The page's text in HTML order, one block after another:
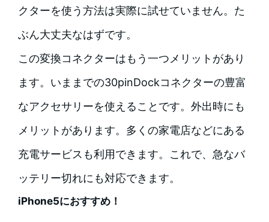
クターを使う方法は実際に試せていません。た
ぶん大丈夫なはずです。
この変換コネクターはもう一つメリットがあり
ます。いままでの30pinDockコネクターの豊富
なアクセサリーを使えることです。外出時にも
メリットがあります。多くの家電店などにある
充電サービスも利用できます。これで、急なバ
ッテリー切れにも対応できます。
iPhone5におすすめ！